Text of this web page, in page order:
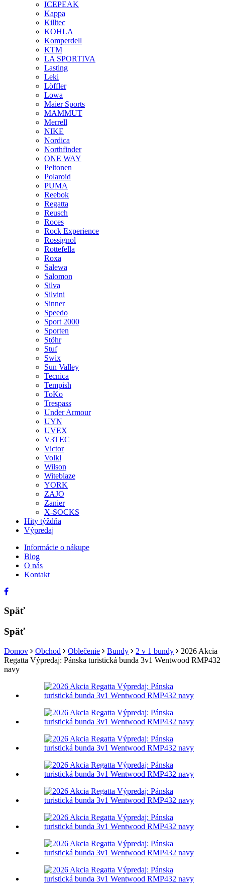
ICEPEAK
Kappa
Killtec
KOHLA
Komperdell
KTM
LA SPORTIVA
Lasting
Leki
Löffler
Lowa
Maier Sports
MAMMUT
Merrell
NIKE
Nordica
Northfinder
ONE WAY
Peltonen
Polaroid
PUMA
Reebok
Regatta
Reusch
Roces
Rock Experience
Rossignol
Rottefella
Roxa
Salewa
Salomon
Silva
Silvini
Sinner
Speedo
Sport 2000
Sporten
Stöhr
Stuf
Swix
Sun Valley
Tecnica
Tempish
ToKo
Trespass
Under Armour
UYN
UVEX
V3TEC
Victor
Volkl
Wilson
Witeblaze
YORK
ZAJO
Zanier
X-SOCKS
Hity týždňa
Výpredaj
Informácie o nákupe
Blog
O nás
Kontakt
Späť
Späť
Domov Obchod Oblečenie Bundy 2 v 1 bundy
2026 Akcia
Regatta Výpredaj: Pánska turistická bunda 3v1 Wentwood RMP432
navy